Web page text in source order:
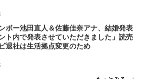
ボー池田直人＆佐藤佳奈アナ、結婚発表
ント内で発表させていただきました」読売
退社は生活拠点変更のため